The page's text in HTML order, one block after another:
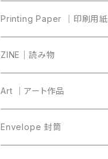
Printing Paper ｜印刷用紙
ZINE｜読み物
Art ｜アート作品
Envelope 封筒